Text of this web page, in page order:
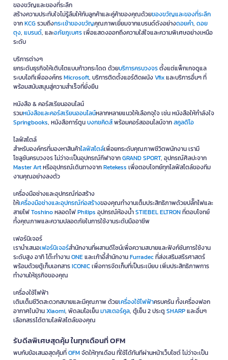
ของขวัญและของที่ระลึก
สร้างความประทับใจไม่รู้ลืมให้กับลูกค้าและคู่ค้าของคุณด้วยของขวัญและของที่ระลึก
จากKCGรวมถึงกระเช้าของขวัญคุณภาพเยี่ยมจากแบรนด์ดังอย่างดอยคำ, ดอย
ตุง, แบรนด์, และอภัยภูเบศรเพื่อแสดงออกถึงความใส่ใจและความพิเศษอย่างเหนือ
ระดับ
บริการต่างๆ
ยกระดับธุรกิจให้เติบโตแบบก้าวกระโดด ด้วยบริการครบวงจรตั้งแต่แพ็กเกจดูแล
ระบบไอทีเพื่อองค์กรMicrosoft, บริการติดตั้งแอร์ติดผนังVfixและบริการอื่นๆ ที่
พร้อมสนับสนุนสู่ความสำเร็จที่ยั่งยืน
หนังสือ & คอร์สเรียนออนไลน์
รวมหนังสือและคอร์สเรียนออนไลน์หลากหลายแนวให้เลือกจุใจ เช่น หนังสือให้กำลังใจ
Springbooks, หนังสือการ์ตูนบงกชคิดส์พร้อมคอร์สออนไลน์จากสคูลดิโอ
ไลฟ์สไตล์
สำหรับองค์กรที่มองหาสินค้าไลฟ์สไตล์เพื่อยกระดับคุณภาพชีวิตพนักงาน เรามี
โซลูชันครบวงจร ไม่ว่าจะเป็นอุปกรณ์กีฬาจากGRAND SPORT, อุปกรณ์ศิลปะจาก
Master Artหรืออุปกรณ์เดินทางจากRetekess เพื่อตอบโจทย์ทุกไลฟ์สไตล์ของทีม
งานคุณอย่างลงตัว
เครื่องมือช่างและอุปกรณ์ก่อสร้าง
ให้เครื่องมือช่างและอุปกรณ์ก่อสร้างของคุณทำงานเต็มประสิทธิภาพด้วยปลั๊กไฟและ
สายไฟToshinoหลอดไฟPhilips อุปกรณ์ห้องน้ำSTIEBEL ELTRONที่ตอบโจทย์
ทั้งคุณภาพและความปลอดภัยในการใช้งานระดับมืออาชีพ
เฟอร์นิเจอร์
เรานำเสนอเฟอร์นิเจอร์สำนักงานที่ผสานดีไซน์เพื่อความสบายและฟังก์ชันการใช้งาน
ระดับสูง อาทิ โต๊ะทำงานONEและเก้าอี้สำนักงานFurradecที่ส่งเสริมสรีรศาสตร์
พร้อมด้วยตู้เก็บเอกสารICONICเพื่อการจัดเก็บที่เป็นระเบียบ เพิ่มประสิทธิภาพการ
ทำงานให้ธุรกิจของคุณ
เครื่องใช้ไฟฟ้า
เติมเต็มชีวิตสะดวกสบายและมีคุณภาพ ด้วยเครื่องใช้ไฟฟ้าครบครัน ทั้งเครื่องฟอก
อากาศในบ้านXiaomi, พัดลมไอเย็นมาสเตอร์คูล, ตู้เย็น 2 ประตูSHARPและอื่นๆ
เลือกสรรได้ตามไลฟ์สไตล์ของคุณ
รับดีลพิเศษสุดคุ้ม ในทุกเดือนที่ OFM
พบกับข้อเสนอสุดคุ้มที่OFMจัดให้ทุกเดือน ที่ใช้ได้ทันทีผ่านหน้าเว็บไซต์ ไม่ว่าจะเป็น